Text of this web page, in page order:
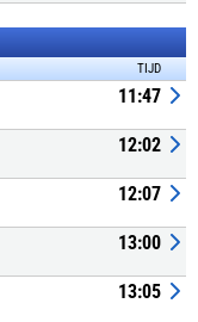
TIJD
11:47
12:02
12:07
13:00
13:05